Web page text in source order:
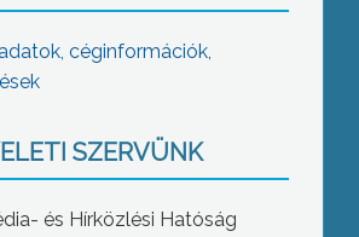
céginformációk,
SZERVÜNK
és Hírközlési Hatóság